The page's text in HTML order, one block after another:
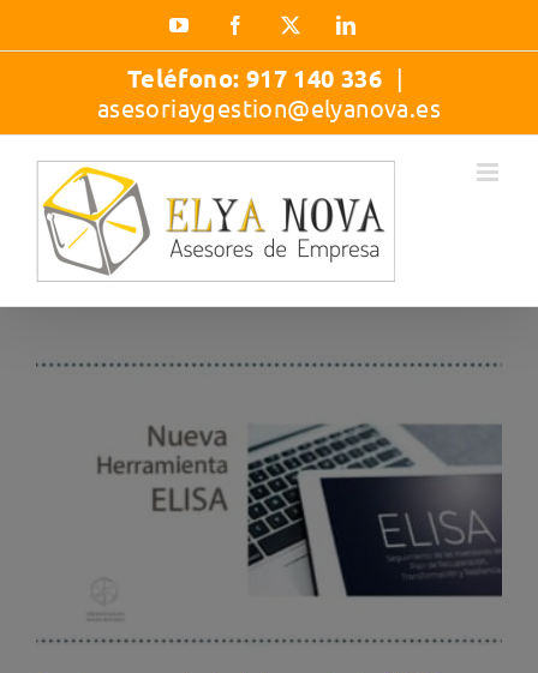
contenido
YouTubeFacebook LinkedIn
Teléfono: 917 140 336 |
asesoriaygestion@elyanova.es